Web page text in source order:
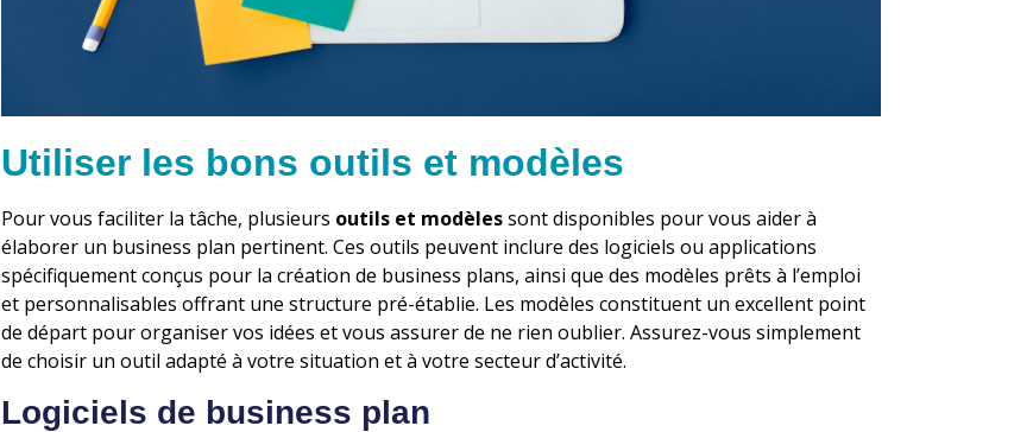
Utiliser les bons outils et modèles
Pour vous faciliter la tâche, plusieurs outils et modèlessont disponibles pour vous aider à
élaborer un business plan pertinent. Ces outils peuvent inclure des logiciels ou applications
spécifiquement conçus pour la création de business plans, ainsi que des modèles prêts à l’emploi
et personnalisables offrant une structure pré-établie. Les modèles constituent un excellent point
de départ pour organiser vos idées et vous assurer de ne rien oublier. Assurez-vous simplement
de choisir un outil adapté à votre situation et à votre secteur d’activité.
Logiciels de business plan